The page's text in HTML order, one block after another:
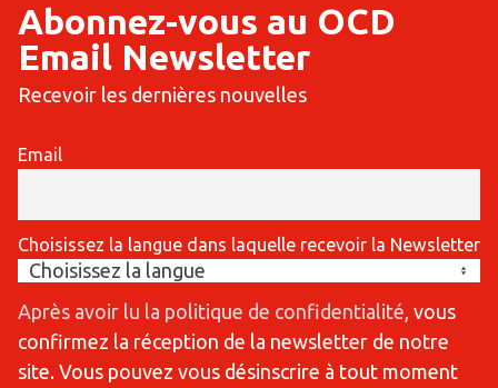
Abonnez-vous au OCD
Email Newsletter
Recevoir les dernières nouvelles
Email
Choisissez la langue dans laquelle recevoir la Newsletter
Après avoir lu la politique de confidentialité , vous
confirmez la réception de la newsletter de notre
site. Vous pouvez vous désinscrire à tout moment